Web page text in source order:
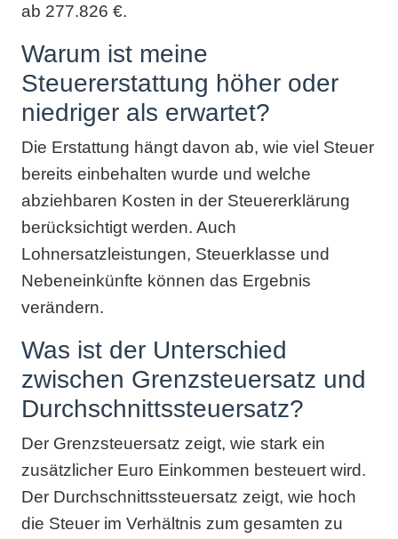
ab 277.826 €.
Warum ist meine
Steuererstattung höher oder
niedriger als erwartet?
Die Erstattung hängt davon ab, wie viel Steuer
bereits einbehalten wurde und welche
abziehbaren Kosten in der Steuererklärung
berücksichtigt werden. Auch
Lohnersatzleistungen, Steuerklasse und
Nebeneinkünfte können das Ergebnis
verändern.
Was ist der Unterschied
zwischen Grenzsteuersatz und
Durchschnittssteuersatz?
Der Grenzsteuersatz zeigt, wie stark ein
zusätzlicher Euro Einkommen besteuert wird.
Der Durchschnittssteuersatz zeigt, wie hoch
die Steuer im Verhältnis zum gesamten zu